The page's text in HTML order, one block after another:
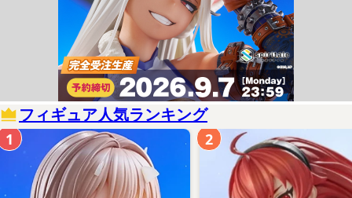
フィギュア人気ランキング
1 2